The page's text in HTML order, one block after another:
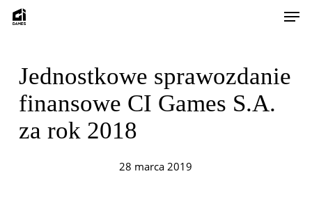
Skip
Jednostkowe sprawozdanie
finansowe CI Games S.A.
za rok 2018
28 marca 2019